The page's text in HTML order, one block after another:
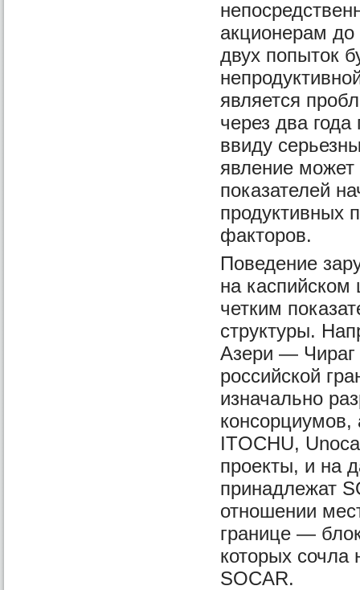
акционерам
двух попыток
является
через два
ввиду
явление может
показателей
продуктивных
факторов.
Поведение
на
четким
структуры.
Азери —
российской
изначально
ITOCHU,
проекты, и на
принадлежат
отношении
границе —
которых сочла
SOCAR.